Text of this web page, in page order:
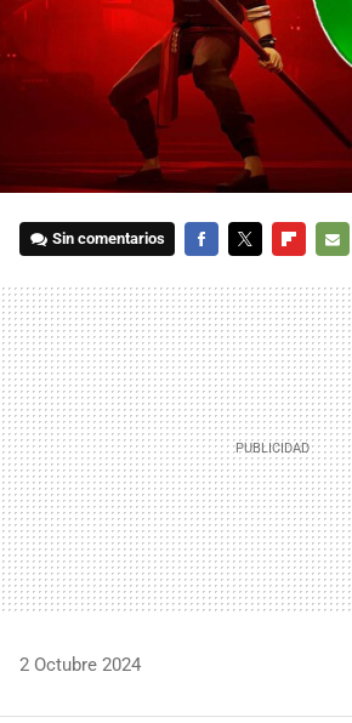
Sin comentarios
MAIL
2 Octubre 2024